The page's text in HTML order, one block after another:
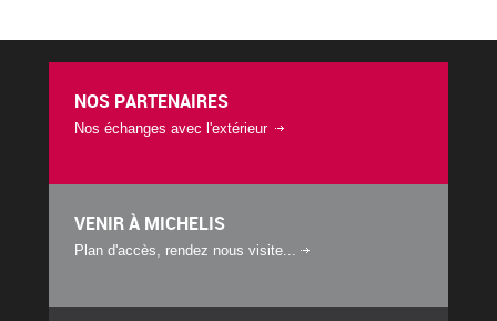
NOS PARTENAIRES
Nos échanges avec l'extérieur
VENIR À MICHELIS
Plan d'accès, rendez nous visite...